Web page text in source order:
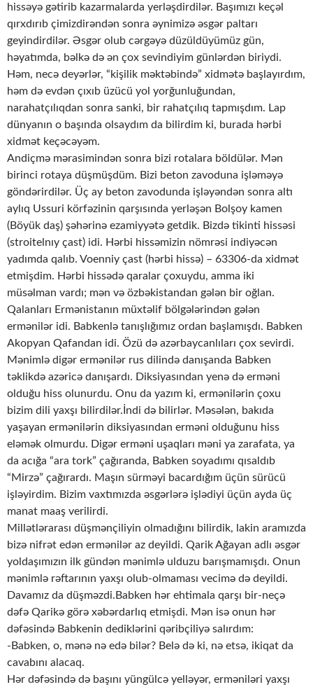
hissəyə gətirib kazarmalarda yerləşdirdilər. Başımızı keçəl
qırxdırıb çimizdirəndən sonra əynimizə əsgər paltarı
geyindirdilər. Əsgər olub cərgəyə düzüldüyümüz gün,
həyatımda, bəlkə də ən çox sevindiyim günlərdən biriydi.
Həm, necə deyərlər, “kişilik məktəbində” xidmətə başlayırdım,
həm də evdən çıxıb üzücü yol yorğunluğundan,
narahatçılıqdan sonra sanki, bir rahatçılıq tapmışdım. Lap
dünyanın o başında olsaydım da bilirdim ki, burada hərbi
xidmət keçəcəyəm.
Andiçmə mərasimindən sonra bizi rotalara böldülər. Mən
birinci rotaya düşmüşdüm. Bizi beton zavoduna işləməyə
göndərirdilər. Üç ay beton zavodunda işləyəndən sonra altı
aylıq Ussuri körfəzinin qarşısında yerləşən Bolşoy kamen
(Böyük daş) şəhərinə ezamiyyətə getdik. Bizdə tikinti hissəsi
(stroitelnıy çast) idi. Hərbi hissəmizin nömrəsi indiyəcən
yadımda qalıb. Voenniy çast (hərbi hissə) – 63306-da xidmət
etmişdim. Hərbi hissədə qaralar çoxuydu, amma iki
müsəlman vardı; mən və özbəkistandan gələn bir oğlan.
Qalanları Ermənistanın müxtəlif bölgələrindən gələn
ermənilər idi. Babkenlə tanışlığımız ordan başlamışdı. Babken
Akopyan Qafandan idi. Özü də azərbaycanlıları çox sevirdi.
Mənimlə digər ermənilər rus dilində danışanda Babken
təklikdə azəricə danışardı. Diksiyasından yenə də erməni
olduğu hiss olunurdu. Onu da yazım ki, ermənilərin çoxu
bizim dili yaxşı bilirdilər.İndi də bilirlər. Məsələn, bakıda
yaşayan ermənilərin diksiyasından erməni olduğunu hiss
eləmək olmurdu. Digər erməni uşaqları məni ya zarafata, ya
da acığa “ara tork” çağıranda, Babken soyadımı qısaldıb
“Mirzə” çağırardı. Maşın sürməyi bacardığım üçün sürücü
işləyirdim. Bizim vaxtımızda əsgərlərə işlədiyi üçün ayda üç
manat maaş verilirdi.
Millətlərarası düşmənçiliyin olmadığını bilirdik, lakin aramızda
bizə nifrət edən ermənilər az deyildi. Qarik Ağayan adlı əsgər
yoldaşımızın ilk gündən mənimlə ulduzu barışmamışdı. Onun
mənimlə rəftarının yaxşı olub-olmaması vecimə də deyildi.
Davamız da düşməzdi.Babken hər ehtimala qarşı bir-neçə
dəfə Qarikə görə xəbərdarlıq etmişdi. Mən isə onun hər
dəfəsində Babkenin dediklərini qəribçiliyə salırdım:
-Babken, o, mənə nə edə bilər? Belə də ki, nə etsə, ikiqat da
cavabını alacaq.
Hər dəfəsində də başını yüngülcə yelləyər, erməniləri yaxşı